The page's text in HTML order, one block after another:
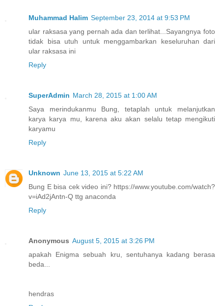
Muhammad Halim September 23, 2014 at 9:53 PM
ular raksasa yang pernah ada dan terlihat...Sayangnya foto
tidak bisa utuh untuk menggambarkan keseluruhan dari
ular raksasa ini
Reply
SuperAdmin March 28, 2015 at 1:00 AM
Saya merindukanmu Bung, tetaplah untuk melanjutkan
karya karya mu, karena aku akan selalu tetap mengikuti
karyamu
Reply
Unknown June 13, 2015 at 5:22 AM
Bung E bisa cek video ini? https://www.youtube.com/watch?
v=iAd2jAntn-Q ttg anaconda
Reply
Anonymous August 5, 2015 at 3:26 PM
apakah Enigma sebuah kru, sentuhanya kadang berasa
beda...
hendras